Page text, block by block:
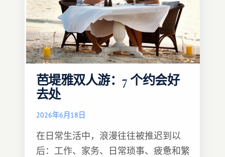
芭堤雅双人游：7 个约会好
去处
2026年6月18日
在日常生活中，浪漫往往被推迟到以
后：工作、家务、日常琐事、疲惫和繁